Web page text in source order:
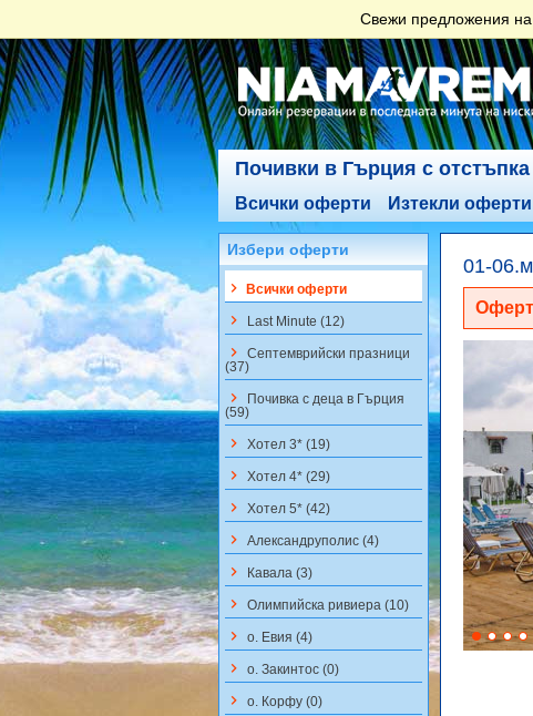
Свежи предложения на
Почивки в Гърция с отстъпка
Всички оферти Изтекли оферти
01-
Избери оферти
keyboard_arrow_right Всички оферти
keyboard_arrow_right Last Minute (12)
keyboard_arrow_right Септемврийски празници
(37)
keyboard_arrow_right
Почивка с деца в Гърция
(59)
keyboard_arrow_right Хотел 3* (19)
keyboard_arrow_right Хотел 4* (29)
keyboard_arrow_right Хотел 5* (42)
keyboard_arrow_right Aлександруполис (4)
keyboard_arrow_right Кавала (3)
keyboard_arrow_right Олимпийска ривиера (10)
keyboard_arrow_right о. Евия (4)
keyboard_arrow_right о. Закинтос (0)
keyboard_arrow_right о. Корфу (0)